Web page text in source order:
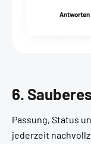
6.
Passung, Status
jederzeit